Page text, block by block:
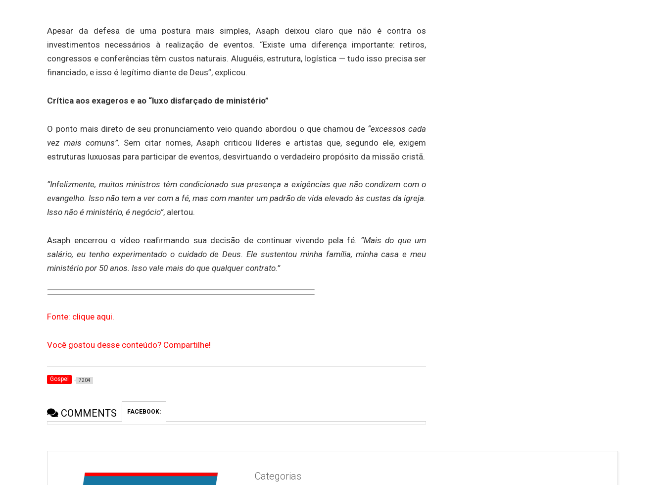
Apesar da defesa de uma postura mais simples, Asaph deixou claro que não é contra os
investimentos necessários à realização de eventos. “Existe uma diferença importante: retiros,
congressos e conferências têm custos naturais. Aluguéis, estrutura, logística — tudo isso precisa ser
financiado, e isso é legítimo diante de Deus”, explicou.
Crítica aos exageros e ao “luxo disfarçado de ministério”
O ponto mais direto de seu pronunciamento veio quando abordou o que chamou de “excessos cada
vez mais comuns”. Sem citar nomes, Asaph criticou líderes e artistas que, segundo ele, exigem
estruturas luxuosas para participar de eventos, desvirtuando o verdadeiro propósito da missão cristã.
“Infelizmente, muitos ministros têm condicionado sua presença a exigências que não condizem com o
evangelho. Isso não tem a ver com a fé, mas com manter um padrão de vida elevado às custas da igreja.
Isso não é ministério, é negócio”, alertou.
Asaph encerrou o vídeo reafirmando sua decisão de continuar vivendo pela fé. “Mais do que um
salário, eu tenho experimentado o cuidado de Deus. Ele sustentou minha família, minha casa e meu
ministério por 50 anos. Isso vale mais do que qualquer contrato.”
Fonte: clique aqui.
Você gostou desse conteúdo? Compartilhe!
Gospel 7204
COMMENTS FACEBOOK:
Categorias